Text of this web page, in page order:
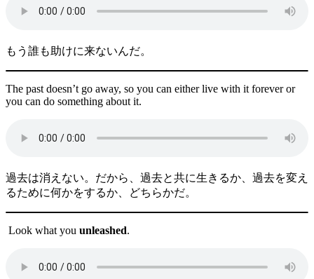
もう誰も助けに来ないんだ。
The past doesn’t go away, so you can either live with it forever or
you can do something about it.
過去は消えない。だから、過去と共に生きるか、過去を変え
るために何かをするか、どちらかだ。
Look what you unleashed.